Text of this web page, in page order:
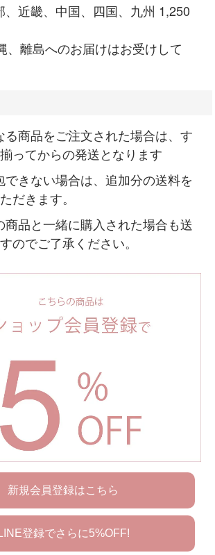
、近畿、中国、四国、九州 1,250
、離島へのお届けはお受けして
る商品をご注文された場合は、す
ってからの発送となります
できない場合は、追加分の送料を
だきます。
商品と一緒に購入された場合も送
のでご了承ください。
新規会員登録はこちら
LINE登録でさらに5%OFF!